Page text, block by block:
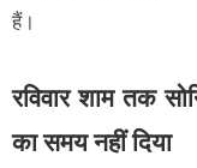
हैं।
रविवार शाम तक
का समय नहीं दिया